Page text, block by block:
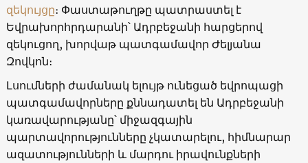
զեկույցը։ Փաստաթուղթը պատրաստել է
Եվրախորհրդարանի՝ Ադրբեջանի հարցերով
զեկուցող, խորվաթ պատգամավոր Ժելյանա
Զովկոն։
Լսումների ժամանակ ելույթ ունեցած եվրոպացի
պատգամավորները քննադատել են Ադրբեջանի
կառավարությանը՝ միջազգային
պարտավորությունները չկատարելու, հիմնարար
ազատությունների և մարդու իրավունքների